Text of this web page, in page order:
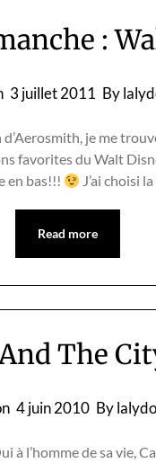
:
3 juillet 2011 By
je me
favorites du Walt
en bas!!!
J’ai choisi
Read more
The
4 juin 2010 By lalydo
à l’homme de sa vie,